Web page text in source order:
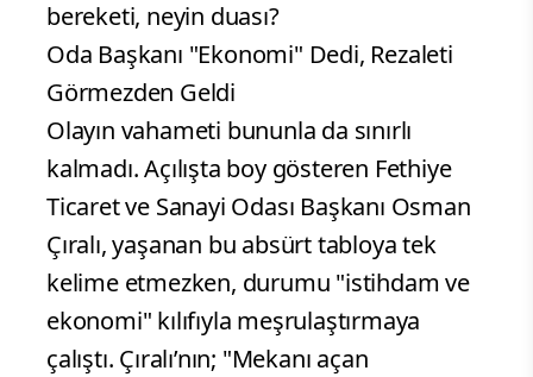
bereketi, neyin duası?
Oda Başkanı "Ekonomi" Dedi, Rezaleti
Görmezden Geldi
Olayın vahameti bununla da sınırlı
kalmadı. Açılışta boy gösteren Fethiye
Ticaret ve Sanayi Odası Başkanı Osman
Çıralı, yaşanan bu absürt tabloya tek
kelime etmezken, durumu "istihdam ve
ekonomi" kılıfıyla meşrulaştırmaya
çalıştı. Çıralı’nın; "Mekanı açan